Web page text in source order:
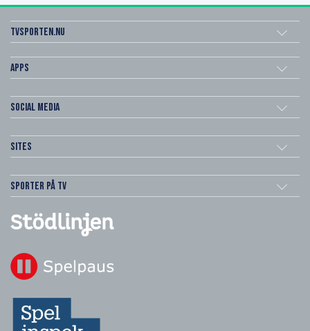
Tvsporten.nu
Apps
Social Media
Sites
Sporter på TV